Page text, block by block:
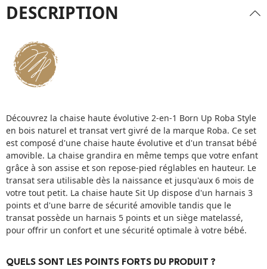
DESCRIPTION
Découvrez la chaise haute évolutive 2-en-1 Born Up Roba Style
en bois naturel et transat vert givré de la marque Roba. Ce set
est composé d'une chaise haute évolutive et d'un transat bébé
amovible. La chaise grandira en même temps que votre enfant
grâce à son assise et son repose-pied réglables en hauteur. Le
transat sera utilisable dès la naissance et jusqu'aux 6 mois de
votre tout petit. La chaise haute Sit Up dispose d'un harnais 3
points et d'une barre de sécurité amovible tandis que le
transat possède un harnais 5 points et un siège matelassé,
pour offrir un confort et une sécurité optimale à votre bébé.
QUELS SONT LES POINTS FORTS DU PRODUIT ?